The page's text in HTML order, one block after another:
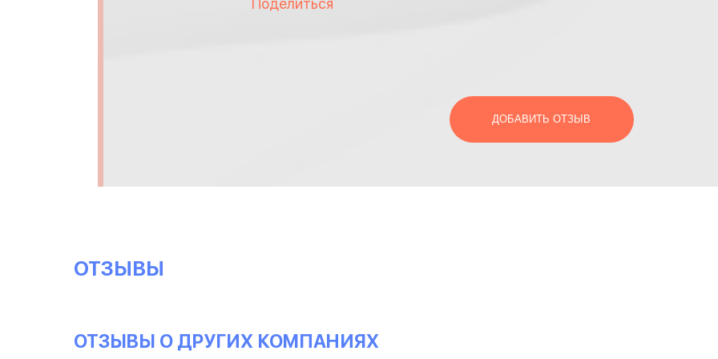
Поделиться
ДОБАВИТЬ ОТЗЫВ
ОТЗЫВЫ
ОТЗЫВЫ О ДРУГИХ КОМПАНИЯХ